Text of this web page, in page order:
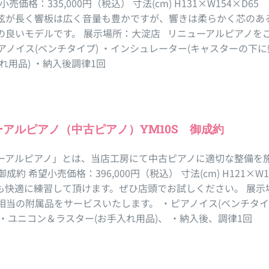
が長く響板は広く音量も豊かですが、響きは柔らかく芯の
良いモデルです。 展示場所：大淀店 リニューアルピアノ
ノイス(ベンチタイプ) ・インシュレーター(キャスターの下
用品) ・納入後調律1回
アルピアノ（中古ピアノ）YM10S 御成約
アルピアノ」とは、当店工房にて中古ピアノに適切な整備
約 希望小売価格：396,000円（税込） 寸法(cm)
快適に練習して頂けます。ぜひ店頭でお試しください。 展
当の附属品をサービスいたします。 ・ピアノイス(ベンチタ
ユニコン＆ラスター(お手入れ用品)、 ・納入後、調律1回